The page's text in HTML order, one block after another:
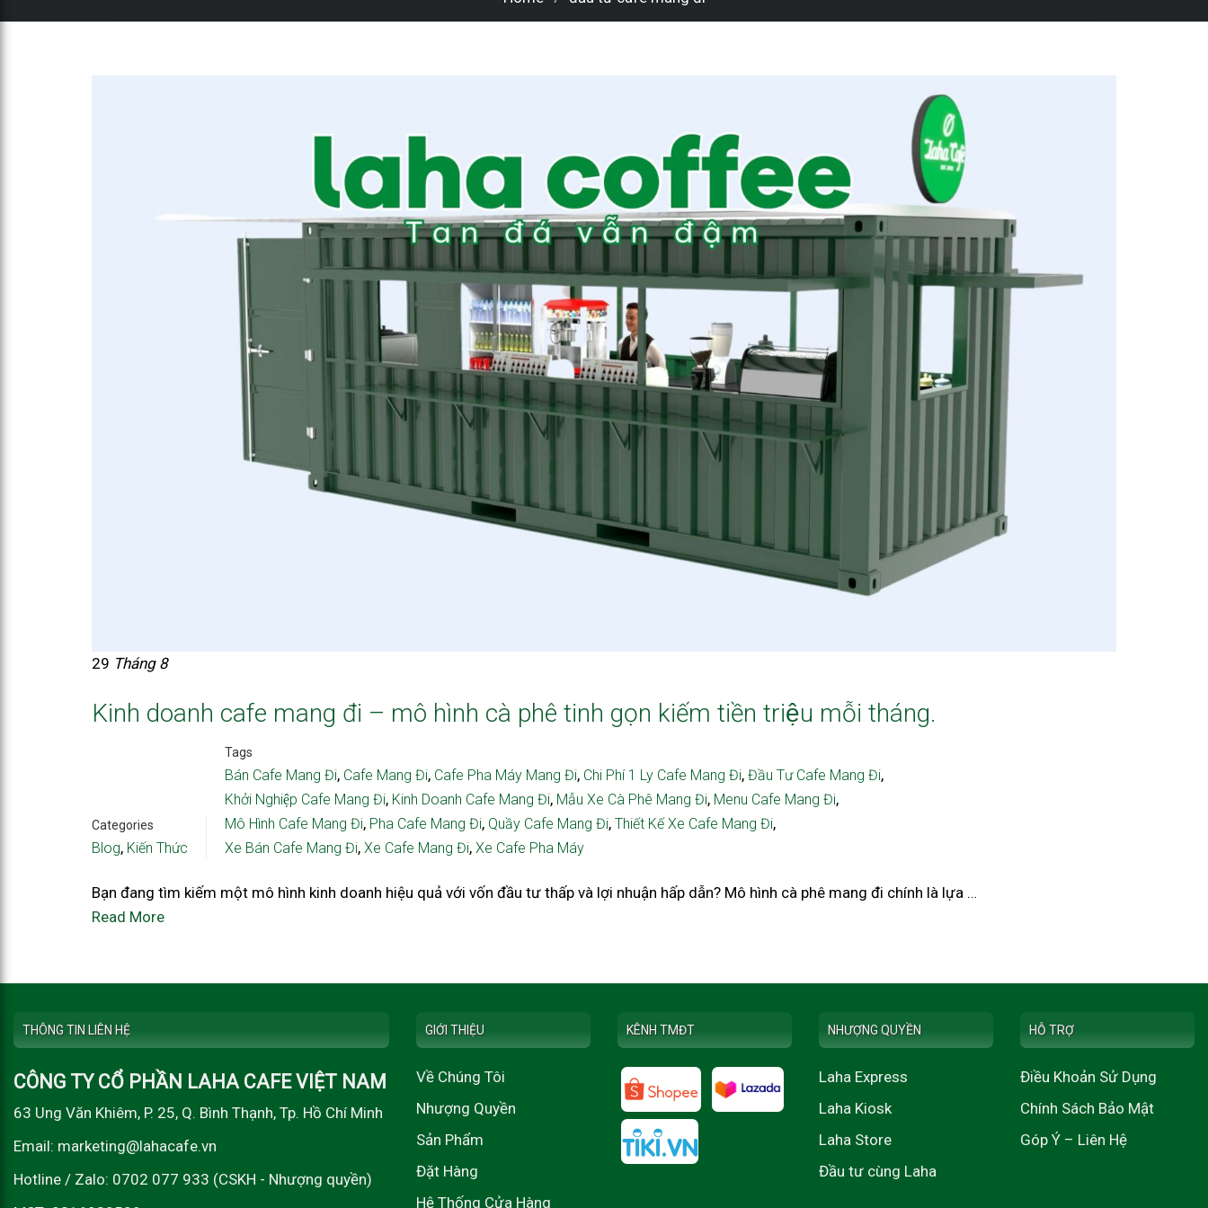
29 Tháng 8
Kinh doanh cafe mang đi – mô hình cà phê tinh gọn kiếm tiền triệu mỗi tháng.
Categories
Blog, Kiến Thức
Tags
Bán Cafe Mang Đi, Cafe Mang Đi, Cafe Pha Máy Mang Đi, Chi Phí 1 Ly Cafe Mang Đi, Đầu Tư Cafe Mang Đi,
Khởi Nghiệp Cafe Mang Đi, Kinh Doanh Cafe Mang Đi, Mẫu Xe Cà Phê Mang Đi, Menu Cafe Mang Đi,
Mô Hình Cafe Mang Đi, Pha Cafe Mang Đi, Quầy Cafe Mang Đi, Thiết Kế Xe Cafe Mang Đi,
Xe Bán Cafe Mang Đi, Xe Cafe Mang Đi, Xe Cafe Pha Máy
Bạn đang tìm kiếm một mô hình kinh doanh hiệu quả với vốn đầu tư thấp và lợi nhuận hấp dẫn? Mô hình cà phê mang đi chính là lựa …
Read More
THÔNG TIN LIÊN HỆ
CÔNG TY CỔ PHẦN LAHA CAFE VIỆT NAM
63 Ung Văn Khiêm, P. 25, Q. Bình Thạnh, Tp. Hồ Chí Minh
Email: marketing@lahacafe.vn
Hotline / Zalo: 0702 077 933 (CSKH - Nhượng quyền)
GIỚI THIỆU
Về Chúng Tôi
Nhượng Quyền
Sản Phẩm
Đặt Hàng
Hệ Thống Cửa Hàng
KÊNH TMĐT NHƯỢNG QUYỀN
Laha Express
Laha Kiosk
Laha Store
Đầu tư cùng Laha
HỖ TRỢ
Điều Khoản Sử Dụng
Chính Sách Bảo Mật
Góp Ý – Liên Hệ